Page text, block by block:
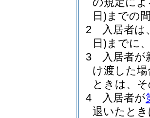
日) までの
2
入居者は
日) までに
3
入居者が
け渡した
ときは、
4
入居者が
退いたと